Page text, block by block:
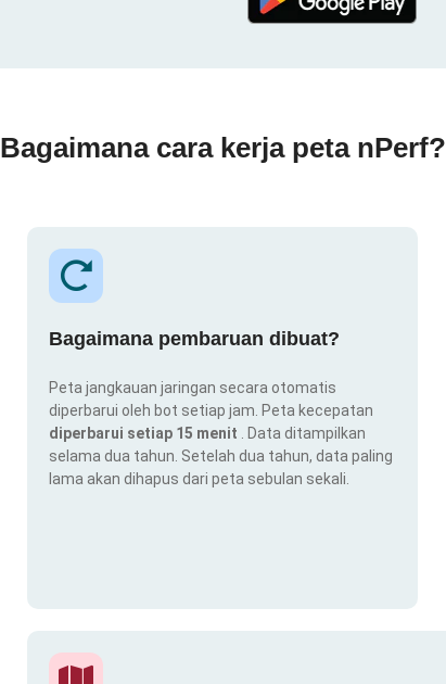
Bagaimana cara kerja peta nPerf?
Bagaimana pembaruan dibuat?
Peta jangkauan jaringan secara otomatis
diperbarui oleh bot setiap jam. Peta kecepatan
diperbarui setiap 15 menit
. Data ditampilkan
selama dua tahun. Setelah dua tahun, data paling
lama akan dihapus dari peta sebulan sekali.